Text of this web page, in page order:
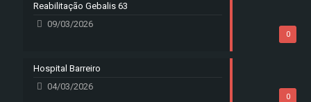
0
Reabilitação Gebalis 63
09/03/2026
0
Hospital Barreiro
04/03/2026